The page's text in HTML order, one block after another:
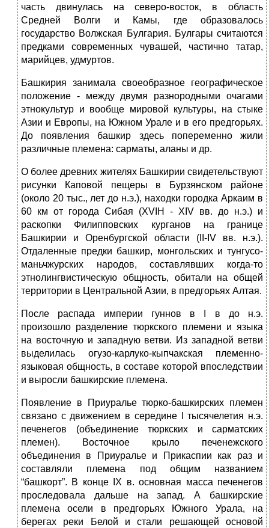
часть двинулась на северо-восток, в область
Средней Волги и Камы, где образовалось
государство Волжская Булгария. Булгары считаются
предками современных чувашей, частично татар,
марийцев, удмуртов.
Башкирия занимала своеобразное географическое
положение - между двумя разнородными очагами
этнокультур и вообще мировой культуры, на стыке
Азии и Европы, на Южном Урале и в его предгорьях.
До появления башкир здесь попеременно жили
различные племена: сарматы, аланы и др.
О более древних жителях Башкирии свидетельствуют
рисунки Каповой пещеры в Бурзянском районе
(около 20 тыс., лет до н.э.), находки городка Аркаим в
60 км от города Сибая (XVIH - XIV вв. до н.э.) и
раскопки Филипповских курганов на границе
Башкирии и Оренбургской области (II-IV вв. н.э.).
Отдаленные предки башкир, монгольских и тунгусо-
маньчжурских народов, составлявших когда-то
этнолингвистическую общность, обитали на общей
территории в Центральной Азии, в предгорьях Алтая.
После распада империи гуннов в I в до н.э.
произошло разделение тюркского племени и языка
на восточную и западную ветви. Из западной ветви
выделилась огузо-карлуко-кыпчакская племенно-
языковая общность, в составе которой впоследствии
и выросли башкирские племена.
Появление в Приуралье тюрко-башкирских племен
связано с движением в середине I тысячелетия н.э.
печенегов (объединение тюркских и сарматских
племен). Восточное крыло печенежского
объединения в Приуралье и Прикаспии как раз и
составляли племена под общим названием
“башкорт”. В конце IX в. основная масса печенегов
проследовала дальше на запад. А башкирские
племена осели в предгорьях Южного Урала, на
берегах реки Белой и стали решающей основой